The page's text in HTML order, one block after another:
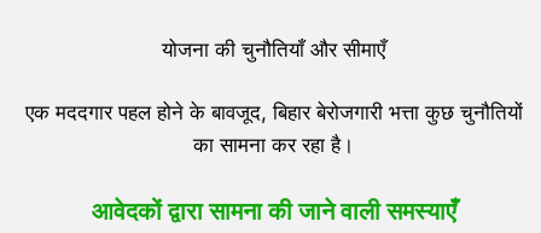
योजना की चुनौतियाँ और सीमाएँ
एक मददगार पहल होने के बावजूद, बिहार बेरोजगारी भत्ता कुछ चुनौतियों
का सामना कर रहा है।
आवेदकों द्वारा सामना की जाने वाली समस्याएँ